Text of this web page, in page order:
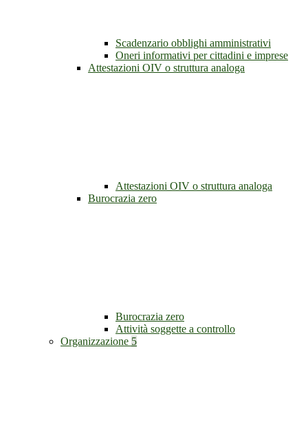
Scadenzario obblighi amministrativi
Oneri informativi per cittadini e imprese
Attestazioni OIV o struttura analoga
Attestazioni OIV o struttura analoga
Burocrazia zero
Burocrazia zero
Attività soggette a controllo
Organizzazione 5